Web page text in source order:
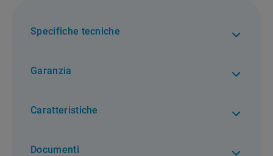
Specifiche tecniche
Garanzia
Caratteristiche
Documenti